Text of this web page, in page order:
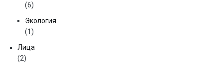
(6)
Экология
(1)
Лица
(2)